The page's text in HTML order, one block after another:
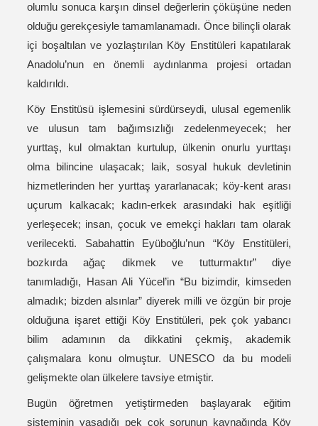
olumlu sonuca karşın dinsel değerlerin çöküşüne neden
olduğu gerekçesiyle tamamlanamadı. Önce bilinçli olarak
içi boşaltılan ve yozlaştırılan Köy Enstitüleri kapatılarak
Anadolu’nun en önemli aydınlanma projesi ortadan
kaldırıldı.
Köy Enstitüsü işlemesini sürdürseydi, ulusal egemenlik
ve ulusun tam bağımsızlığı zedelenmeyecek; her
yurttaş, kul olmaktan kurtulup, ülkenin onurlu yurttaşı
olma bilincine ulaşacak; laik, sosyal hukuk devletinin
hizmetlerinden her yurttaş yararlanacak; köy-kent arası
uçurum kalkacak; kadın-erkek arasındaki hak eşitliği
yerleşecek; insan, çocuk ve emekçi hakları tam olarak
verilecekti. Sabahattin Eyüboğlu’nun “Köy Enstitüleri,
bozkırda ağaç dikmek ve tutturmaktır” diye
tanımladığı, Hasan Ali Yücel’in “Bu bizimdir, kimseden
almadık; bizden alsınlar” diyerek milli ve özgün bir proje
olduğuna işaret ettiği Köy Enstitüleri, pek çok yabancı
bilim adamının da dikkatini çekmiş, akademik
çalışmalara konu olmuştur. UNESCO da bu modeli
gelişmekte olan ülkelere tavsiye etmiştir.
Bugün öğretmen yetiştirmeden başlayarak eğitim
sisteminin yaşadığı pek çok sorunun kaynağında Köy